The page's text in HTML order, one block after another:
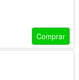
Comprar